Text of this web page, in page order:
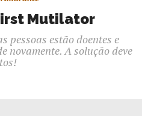
Mutilator
pessoas estão doentes e
novamente. A solução deve